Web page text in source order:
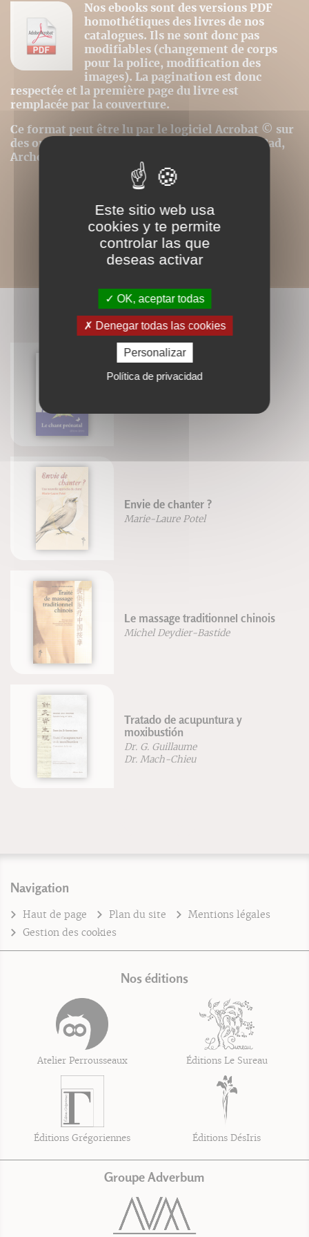
Nos ebooks sont des versions PDF
homothétiques des livres de nos
catalogues. Ils ne sont donc pas
modifiables (changement de corps
pour la police, modification des
images). La pagination est donc
respectée et la première page du livre est
remplacée par la couverture.
Ce format peut être lu par le logiciel Acrobat © sur
des ordinateurs ou tablettes tactiles de type iPad,
Archos, Asus ou autres.
LIVRES ASSOCIÉS
Envie de chanter ?
Marie-Laure Potel
Le massage traditionnel chinois
Michel Deydier-Bastide
Tratado de acupuntura y
moxibustión
Dr. G. Guillaume
Dr. Mach-Chieu
Navigation
Haut de page Plan du site
Mentions légales
Gestion des cookies
Nos éditions
Atelier Perrousseaux Éditions Le Sureau
Éditions Grégoriennes Éditions DésIris
Groupe Adverbum
Este sitio web usa
cookies y te permite
controlar las que
deseas activar
OK, aceptar todas
Denegar todas las cookies
Personalizar
Política de privacidad